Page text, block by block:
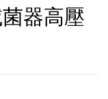
器高壓